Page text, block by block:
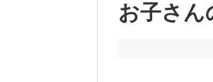
お子さん